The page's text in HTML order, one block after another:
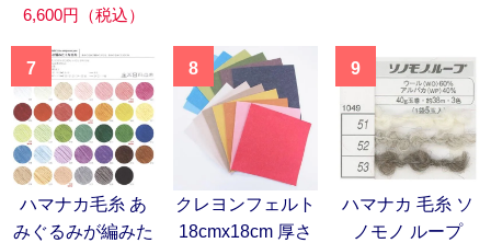
6,600円（税込）
7
ハマナカ毛糸 あ
みぐるみが編みた
8
クレヨンフェルト
18cmx18cm 厚さ
9
ハマナカ 毛糸 ソ
ノモノ ループ